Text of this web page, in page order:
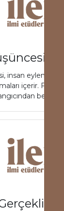
insan
içerir.
beri,